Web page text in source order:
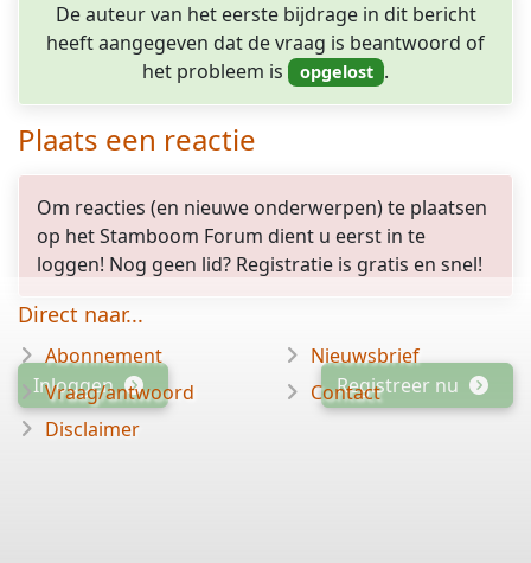
De auteur van het eerste bijdrage in dit bericht
heeft aangegeven dat de vraag is beantwoord of
het probleem is
.
Plaats een reactie
Om reacties (en nieuwe onderwerpen) te plaatsen
op het Stamboom Forum dient u eerst in te
loggen! Nog geen lid? Registratie is gratis en snel!
Inloggen Registreer nu
Direct naar...
Abonnement
Vraag/antwoord
Disclaimer
Nieuwsbrief
Contact